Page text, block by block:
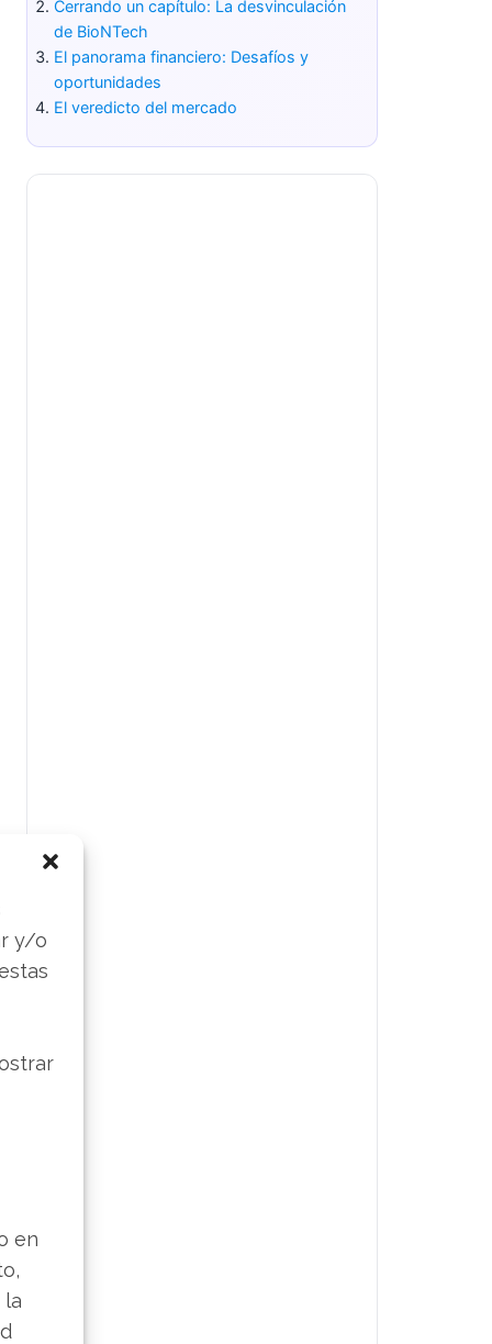
y/o
en
la
rumbo
Cerrando un capítulo: La
desvinculación de BioNTech
El panorama financiero: Desafíos y